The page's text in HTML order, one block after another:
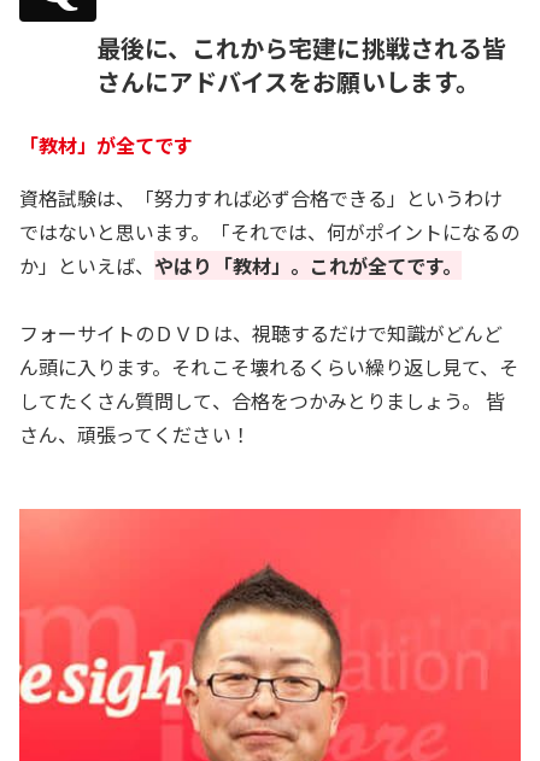
最後に、これから宅建に挑戦される皆
さんにアドバイスをお願いします。
「教材」が全てです
資格試験は、「努力すれば必ず合格できる」というわけ
ではないと思います。「それでは、何がポイントになるの
か」といえば、 やはり「教材」。これが全てです。
フォーサイトのＤＶＤは、視聴するだけで知識がどんど
ん頭に入ります。それこそ壊れるくらい繰り返し見て、そ
してたくさん質問して、合格をつかみとりましょう。 皆
さん、頑張ってください！